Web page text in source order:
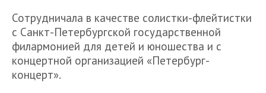
Сотрудничала в качестве солистки-флейтистки
с Санкт-Петербургской государственной
филармонией для детей и юношества и с
концертной организацией «Петербург-
концерт».